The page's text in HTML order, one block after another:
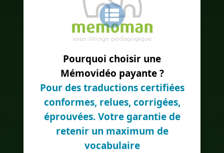
Pourquoi choisir une
Mémovidéo payante ?
Pour des traductions certifiées
conformes, relues, corrigées,
éprouvées. Votre garantie de
retenir un maximum de
vocabulaire